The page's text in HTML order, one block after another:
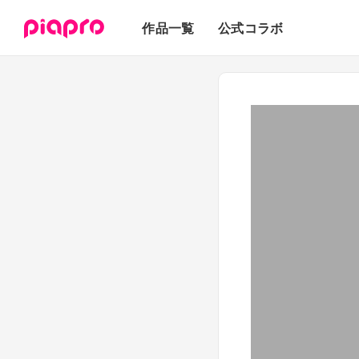
作品一覧
3Dモデル
公式コラボ